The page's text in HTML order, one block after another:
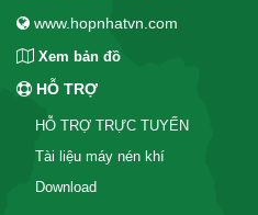
www.hopnhatvn.com
Xem bản đồ
HỖ TRỢ
HỖ TRỢ TRỰC TUYẾN
Tài liệu máy nén khí
Download